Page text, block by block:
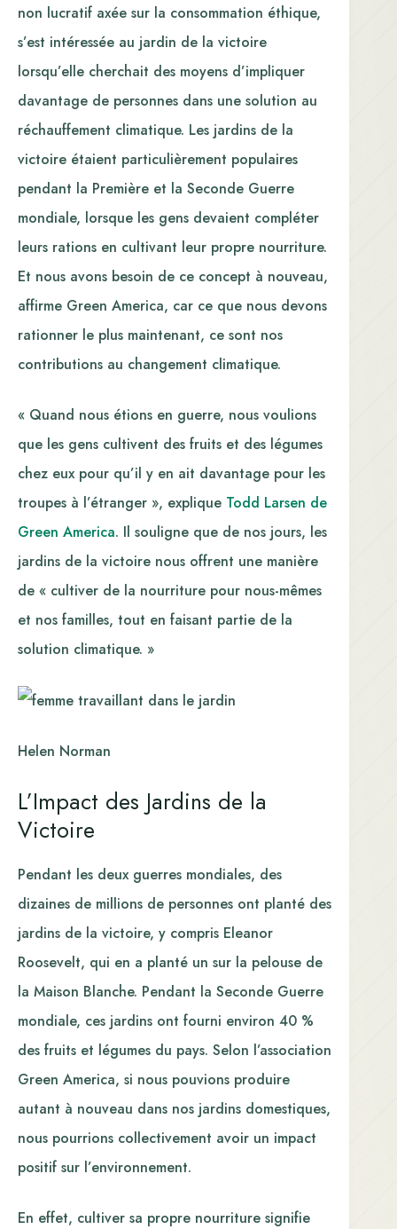
non lucratif axée sur la consommation éthique,
s’est intéressée au jardin de la victoire
lorsqu’elle cherchait des moyens d’impliquer
davantage de personnes dans une solution au
réchauffement climatique. Les jardins de la
victoire étaient particulièrement populaires
pendant la Première et la Seconde Guerre
mondiale, lorsque les gens devaient compléter
leurs rations en cultivant leur propre nourriture.
Et nous avons besoin de ce concept à nouveau,
affirme Green America, car ce que nous devons
rationner le plus maintenant, ce sont nos
contributions au changement climatique.
« Quand nous étions en guerre, nous voulions
que les gens cultivent des fruits et des légumes
chez eux pour qu’il y en ait davantage pour les
troupes à l’étranger », explique Todd Larsen de
Green America. Il souligne que de nos jours, les
jardins de la victoire nous offrent une manière
de « cultiver de la nourriture pour nous-mêmes
et nos familles, tout en faisant partie de la
solution climatique. »
Helen Norman
L’Impact des Jardins de la
Victoire
Pendant les deux guerres mondiales, des
dizaines de millions de personnes ont planté des
jardins de la victoire, y compris Eleanor
Roosevelt, qui en a planté un sur la pelouse de
la Maison Blanche. Pendant la Seconde Guerre
mondiale, ces jardins ont fourni environ 40 %
des fruits et légumes du pays. Selon l’association
Green America, si nous pouvions produire
autant à nouveau dans nos jardins domestiques,
nous pourrions collectivement avoir un impact
positif sur l’environnement.
En effet, cultiver sa propre nourriture signifie